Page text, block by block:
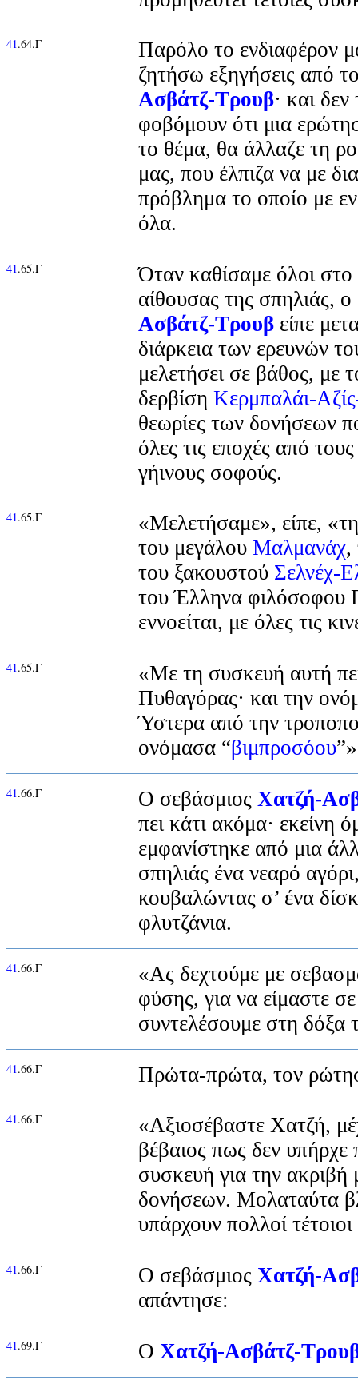
41.64.Γ
Παρόλο το ενδιαφέρον
ζητήσω εξηγήσεις από
Ασβάτζ-Τρουβ· και
φοβόμουν ότι μια
το θέμα, θα άλλαζε τη
μας, που έλπιζα να με
πρόβλημα το οποίο με
όλα.
41.65.Γ
Όταν καθίσαμε όλοι στο
αίθουσας της σπηλιάς,
Ασβάτζ-Τρουβ είπε
διάρκεια των ερευνών
μελετήσει σε βάθος, με
δερβίση Κερμπαλάι-
θεωρίες των δονήσεων
όλες τις εποχές από
γήινους σοφούς.
41.65.Γ
«Μελετήσαμε», είπε,
του μεγάλου Μαλμανάχ,
του ξακουστού Σελνέχ-
του Έλληνα φιλόσοφου
εννοείται, με όλες τις
41.65.Γ
«Με τη συσκευή αυτή
Πυθαγόρας· και την
Ύστερα από την
ονόμασα “βιμπροσόου
41.66.Γ Ο σεβάσμιος Χατζή-
πει κάτι ακόμα· εκείνη
εμφανίστηκε από μια
σπηλιάς ένα νεαρό
κουβαλώντας σ’ ένα
φλυτζάνια.
41.66.Γ
«Ας δεχτούμε με
φύσης, για να είμαστε
συντελέσουμε στη δόξα
41.66.Γ Πρώτα-πρώτα, τον
41.66.Γ
«Αξιοσέβαστε Χατζή,
βέβαιος πως δεν
συσκευή για την
δονήσεων. Μολαταύτα
υπάρχουν πολλοί
41.66.Γ Ο σεβάσμιος Χατζή-
απάντησε:
41.69.Γ Ο Χατζή-Ασβάτζ-